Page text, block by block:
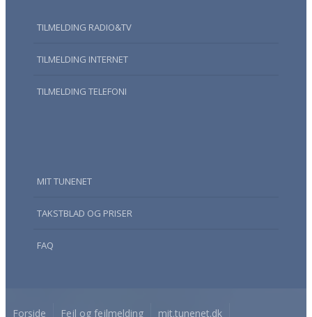
TILMELDING RADIO&TV
TILMELDING INTERNET
TILMELDING TELEFONI
MIT TUNENET
TAKSTBLAD OG PRISER
FAQ
Forside Fejl og fejlmelding mit.tunenet.dk